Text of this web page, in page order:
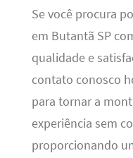
Se você procura
em Butantã SP
qualidade e
contato conosco
para tornar a
experiência sem
proporcionando